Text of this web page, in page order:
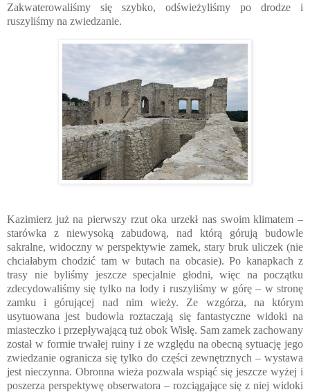
Zakwaterowaliśmy się szybko, odświeżyliśmy po drodze i
ruszyliśmy na zwiedzanie.
Kazimierz już na pierwszy rzut oka urzekł nas swoim klimatem –
starówka z niewysoką zabudową, nad którą górują budowle
sakralne, widoczny w perspektywie zamek, stary bruk uliczek (nie
chciałabym chodzić tam w butach na obcasie). Po kanapkach z
trasy nie byliśmy jeszcze specjalnie głodni, więc na początku
zdecydowaliśmy się tylko na lody i ruszyliśmy w górę – w stronę
zamku i górującej nad nim wieży. Ze wzgórza, na którym
usytuowana jest budowla roztaczają się fantastyczne widoki na
miasteczko i przepływającą tuż obok Wisłę. Sam zamek zachowany
został w formie trwałej ruiny i ze względu na obecną sytuację jego
zwiedzanie ogranicza się tylko do części zewnętrznych – wystawa
jest nieczynna. Obronna wieża pozwala wspiąć się jeszcze wyżej i
poszerza perspektywę obserwatora – rozciągające się z niej widoki